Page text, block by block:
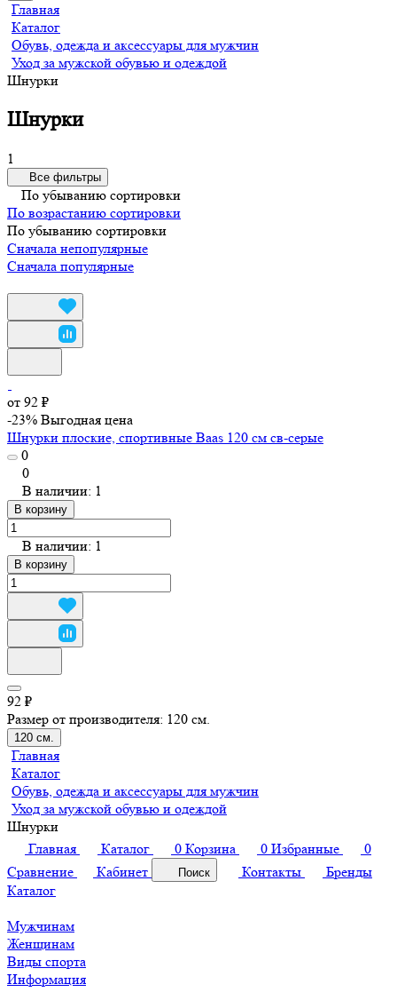
Главная
Каталог
Обувь, одежда и аксессуары для мужчин
Уход за мужской обувью и одеждой
Шнурки
Шнурки
1
Все фильтры
По убыванию сортировки
По возрастанию сортировки
По убыванию сортировки
Сначала непопулярные
Сначала популярные
от 92 ₽
-23% Выгодная цена
Шнурки плоские, спортивные Baas 120 см св-серые
0
0
В наличии: 1
В корзину
В наличии: 1
В корзину
92 ₽
Размер от производителя: 120 см.
120 см.
Главная
Каталог
Обувь, одежда и аксессуары для мужчин
Уход за мужской обувью и одеждой
Шнурки
Главная
Каталог 0 Корзина 0 Избранные
0
Сравнение
Кабинет Поиск Контакты
Бренды
Каталог
Мужчинам
Женщинам
Виды спорта
Информация